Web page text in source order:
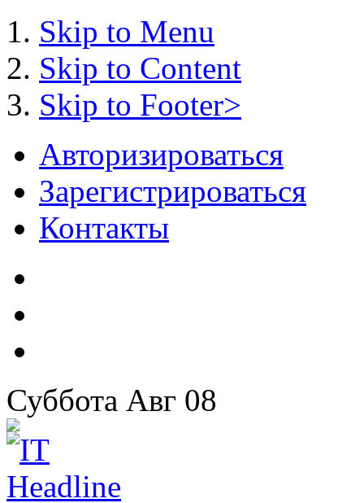
Skip to Menu
Skip to Content
Skip to Footer>
Авторизироваться
Зарегистрироваться
Контакты
Суббота Авг 08